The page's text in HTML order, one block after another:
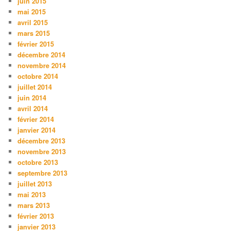
mai 2015
avril 2015
mars 2015
février 2015
décembre 2014
novembre 2014
octobre 2014
juillet 2014
juin 2014
avril 2014
février 2014
janvier 2014
décembre 2013
novembre 2013
octobre 2013
septembre 2013
juillet 2013
mai 2013
mars 2013
février 2013
janvier 2013